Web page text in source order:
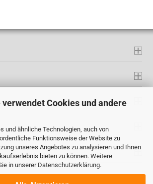
verwendet Cookies und andere
und ähnliche Technologien, auch von
Funktionsweise der Website zu
unseres Angebotes zu analysieren und Ihnen
bieten zu können. Weitere
in unserer Datenschutzerklärung.